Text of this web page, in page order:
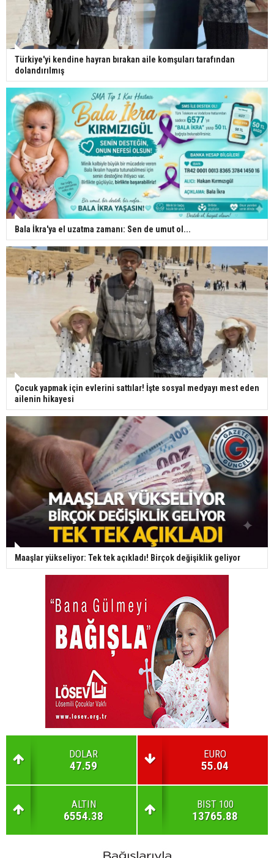
Türkiye'yi kendine hayran bırakan aile komşuları tarafından
dolandırılmış
Bala İkra'ya el uzatma zamanı: Sen de umut ol...
Çocuk yapmak için evlerini sattılar! İşte sosyal medyayı mest eden
ailenin hikayesi
Maaşlar yükseliyor: Tek tek açıkladı! Birçok değişiklik geliyor
DOLAR
47.59
EURO
55.04
ALTIN
6554.38
BIST 100
13765.88